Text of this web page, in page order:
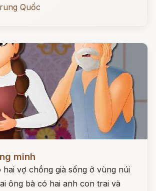
Quốc
minh
hai vợ chồng già sống ở vùng núi
ông bà có hai anh con trai và